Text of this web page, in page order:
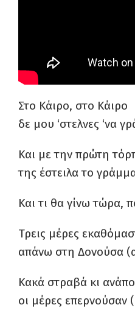
Στο Κάιρο, στο Κάιρο
δε μου ‘στελνες ‘να
Και με την πρώτη
της έστειλα το
Και τι θα γίνω τώρα,
Τρεις μέρες
απάνω στη Δονούσα
Κακά στραβά κι
οι μέρες επερνούσαν